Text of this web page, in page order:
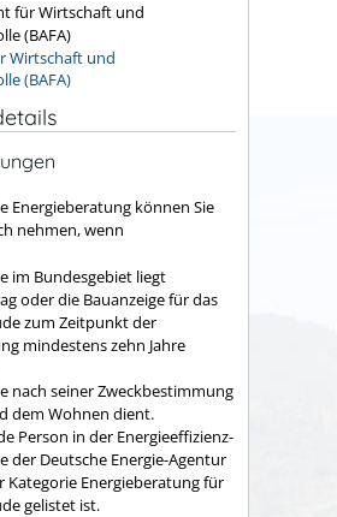
für Wirtschaft und
(BAFA)
Wirtschaft und
(BAFA)
Energieberatung können Sie
nehmen, wenn
im Bundesgebiet liegt
oder die Bauanzeige für das
zum Zeitpunkt der
mindestens zehn Jahre
nach seiner Zweckbestimmung
dem Wohnen dient.
Person in der Energieeffizienz-
der Deutsche Energie-Agentur
Kategorie Energieberatung für
gelistet ist.